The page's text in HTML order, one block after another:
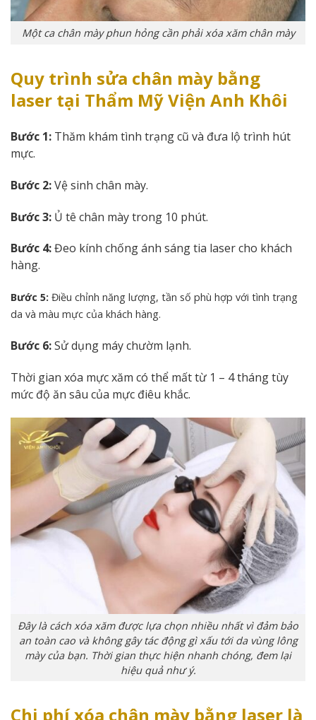
Một ca chân mày phun hỏng cần phải xóa xăm chân mày
Quy trình sửa chân mày bằng
laser tại Thẩm Mỹ Viện Anh Khôi
Bước 1: Thăm khám tình trạng cũ và đưa lộ trình hút
mực.
Bước 2:Vệ sinh chân mày.
Bước 3: Ủ tê chân mày trong 10 phút.
Bước 4:Đeo kính chống ánh sáng tia laser cho khách
hàng.
Bước 5: Điều chỉnh năng lượng, tần số phù hợp với tình trạng
da và màu mực của khách hàng.
Bước 6:Sử dụng máy chườm lạnh.
Thời gian xóa mực xăm có thể mất từ 1 – 4 tháng tùy
mức độ ăn sâu của mực điêu khắc.
Đây là cách xóa xăm được lựa chọn nhiều nhất vì đảm bảo
an toàn cao và không gây tác động gì xấu tới da vùng lông
mày của bạn. Thời gian thực hiện nhanh chóng, đem lại
hiệu quả như ý.
Chi phí xóa chân mày bằng laser là